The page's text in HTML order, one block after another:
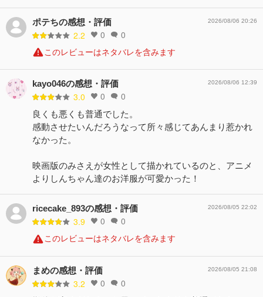
ポテちの感想・評価
2.2 0 0
2026/08/06 20:26
このレビューはネタバレを含みます
kayo046の感想・評価
3.0 0 0
2026/08/06 12:39
良くも悪くも普通でした。
感動させたいんだろうなって所々感じてあんまり惹かれ
なかった。
映画版のみさえが女性として描かれているのと、アニメ
よりしんちゃん達のお洋服が可愛かった！
ricecake_893の感想・評価
3.9 0 0
2026/08/05 22:02
このレビューはネタバレを含みます
まめの感想・評価
3.2 0 0
2026/08/05 21:08